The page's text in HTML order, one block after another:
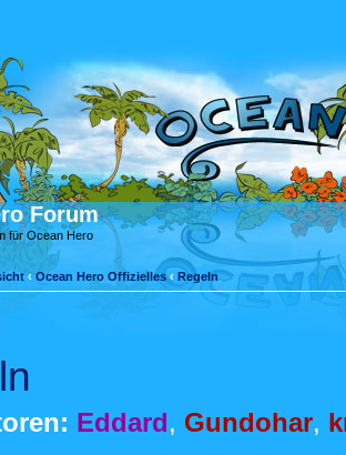
Forum
für Ocean Hero
‹ Ocean Hero Offizielles ‹ Regeln
Eddard, Gundohar,